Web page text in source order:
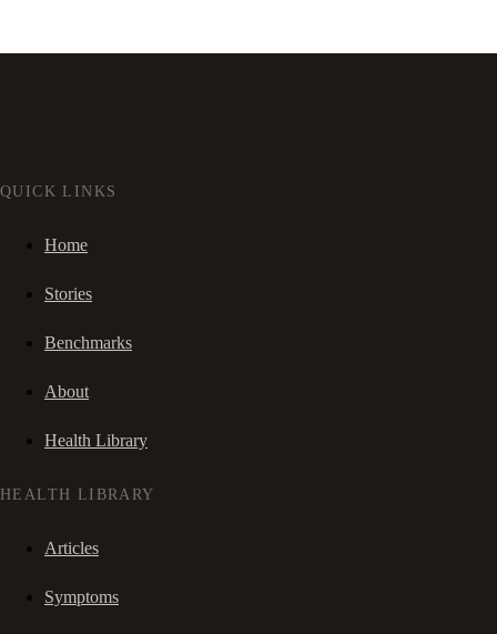
QUICK LINKS
Home
Stories
Benchmarks
About
Health Library
HEALTH LIBRARY
Articles
Symptoms